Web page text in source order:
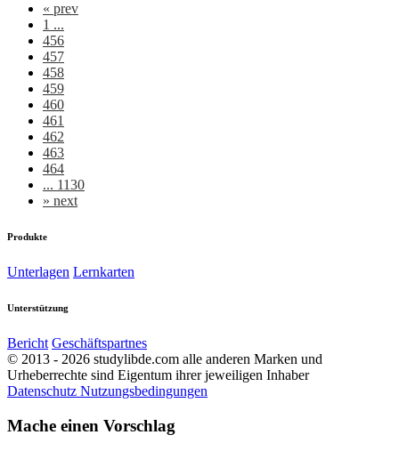
« prev
1 ...
456
457
458
459
460
461
462
463
464
... 1130
» next
Produkte
Unterlagen Lernkarten
Unterstützung
Bericht Geschäftspartnes
© 2013 - 2026 studylibde.com alle anderen Marken und
Urheberrechte sind Eigentum ihrer jeweiligen Inhaber
Datenschutz Nutzungsbedingungen
Mache einen Vorschlag